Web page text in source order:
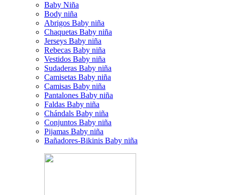
Baby Niña
Body niña
Abrigos Baby niña
Chaquetas Baby niña
Jerseys Baby niña
Rebecas Baby niña
Vestidos Baby niña
Sudaderas Baby niña
Camisetas Baby niña
Camisas Baby niña
Pantalones Baby niña
Faldas Baby niña
Chándals Baby niña
Conjuntos Baby niña
Pijamas Baby niña
Bañadores-Bikinis Baby niña